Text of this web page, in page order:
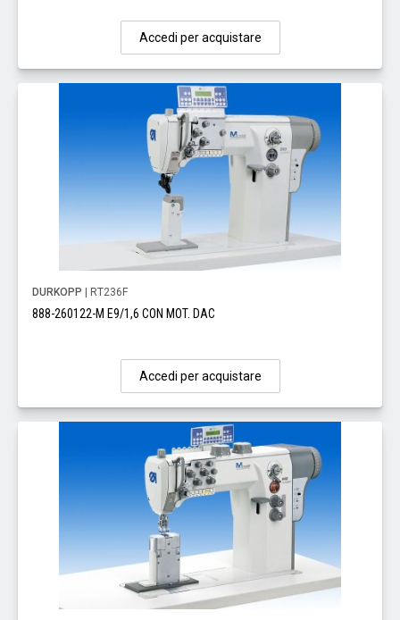
Accedi per acquistare
DURKOPP | RT236F
888-260122-M E9/1,6 CON MOT. DAC
Accedi per acquistare